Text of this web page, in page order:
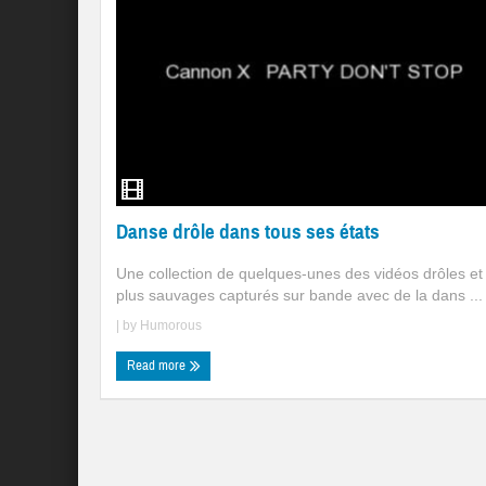
Danse drôle dans tous ses états
Une collection de quelques-unes des vidéos drôles et
plus sauvages capturés sur bande avec de la dans ...
| by Humorous
Read more